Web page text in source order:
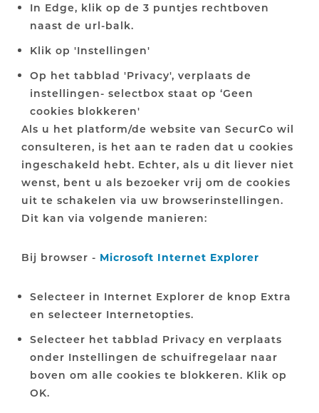
In Edge, klik op de 3 puntjes rechtboven
naast de url-balk.
Klik op 'Instellingen'
Op het tabblad 'Privacy', verplaats de
instellingen- selectbox staat op ‘Geen
cookies blokkeren'
Als u het platform/de website van SecurCo wil
consulteren, is het aan te raden dat u cookies
ingeschakeld hebt. Echter, als u dit liever niet
wenst, bent u als bezoeker vrij om de cookies
uit te schakelen via uw browserinstellingen.
Dit kan via volgende manieren:
Bij browser - Microsoft Internet Explorer
Selecteer in Internet Explorer de knop Extra
en selecteer Internetopties.
Selecteer het tabblad Privacy en verplaats
onder Instellingen de schuifregelaar naar
boven om alle cookies te blokkeren. Klik op
OK.